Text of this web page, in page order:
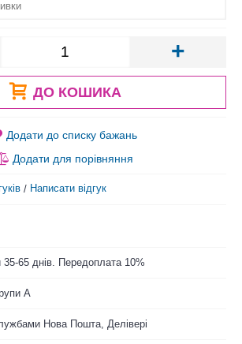
+
ДО КОШИКА
Додати до списку бажань
Додати для порівняння
/ Написати відгук
35-65 днів. Передоплата 10%
A
Нова Пошта, Делівері